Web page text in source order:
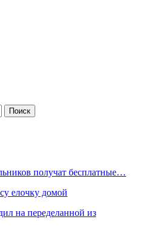
получат бесплатные…
елочку домой
на переделанной из